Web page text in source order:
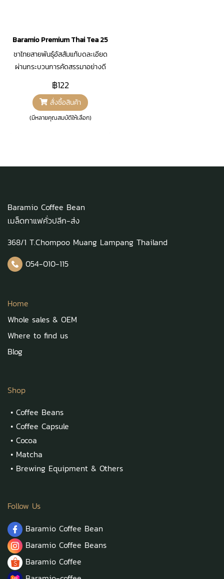
Baramio Premium Thai Tea 250 กรัม ชาไทยสูตรเข้มข้นแบบชาใต้
ชาไทยสายพันธุ์อัสสัมแท้บดละเอียด
ผ่านกระบวนการคัดสรรมาอย่างดี
ชาไทยสูตรใต้ สีเข้มชัด หอมฟุ้ง
สามารถทำเครื่องดื่มได้หลากหลาย
เมนู ขนาด 250 กรัม
฿122
สั่งซื้อสินค้า
(มีหลายคุณสมบัติให้เลือก)
Baramio Coffee Bean
เมล็ดกาแฟคั่วปลีก-ส่ง
368/1 T.Chompoo Muang Lampang Thailand
054-010-115
Home
Whole sales & OEM
Where to find us
Blog
Shop
• Coffee Beans
• Coffee Capsule
• Cocoa
• Matcha
• Brewing Equipment & Others
Follow Us
Baramio Coffee Bean
Baramio Coffee Beans
Baramio Coffee